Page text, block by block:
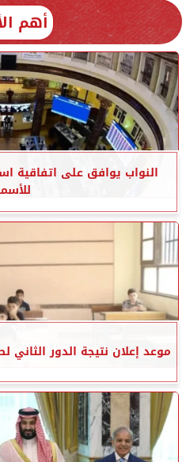
أهم
النواب يوافق على اتفاقية
موعد إعلان نتيجة الدور الثاني